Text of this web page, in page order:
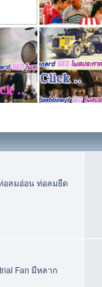
อลมอ่อน ท่อลมยืด
Fan มีหลาก